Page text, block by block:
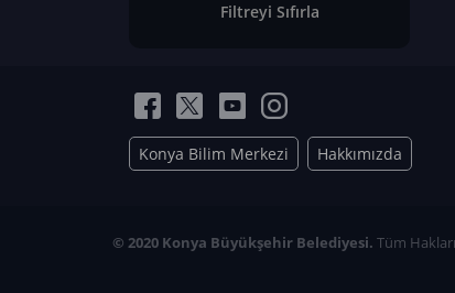
Can TORUN
Elif Sara
Ayşe Edanur Başer
Gözde Düriye Alkan
Ceren Eda Erol
Filtreyi Sıfırla
Konya Bilim Merkezi Hakkımızda
© 2020 Konya Büyükşehir Belediyesi. Tüm